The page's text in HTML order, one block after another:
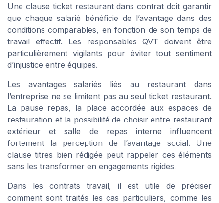
Une clause ticket restaurant dans contrat doit garantir
que chaque salarié bénéficie de l’avantage dans des
conditions comparables, en fonction de son temps de
travail effectif. Les responsables QVT doivent être
particulièrement vigilants pour éviter tout sentiment
d’injustice entre équipes.
Les avantages salariés liés au restaurant dans
l’entreprise ne se limitent pas au seul ticket restaurant.
La pause repas, la place accordée aux espaces de
restauration et la possibilité de choisir entre restaurant
extérieur et salle de repas interne influencent
fortement la perception de l’avantage social. Une
clause titres bien rédigée peut rappeler ces éléments
sans les transformer en engagements rigides.
Dans les contrats travail, il est utile de préciser
comment sont traités les cas particuliers, comme les